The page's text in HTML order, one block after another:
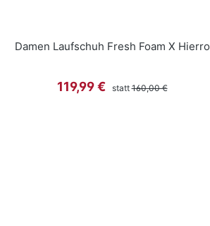
Damen Laufschuh Fresh Foam X Hierro
Verkaufspreis:
119,99 € stattRegulärer Preis:
160,00 €